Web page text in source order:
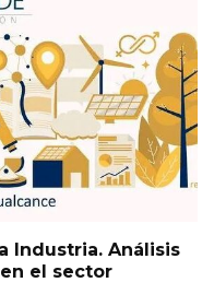
Industria. Análisis
el sector